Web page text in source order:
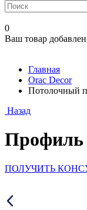
0
Ваш товар
Главная
Orac Decor
Потолочный
Назад
Профиль
ПОЛУЧИТЬ